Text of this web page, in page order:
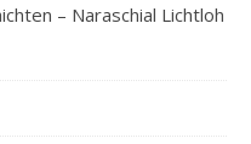
– Naraschial Lichtloh